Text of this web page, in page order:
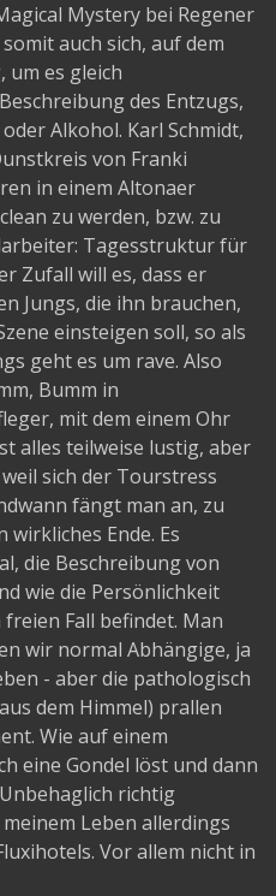
Mystery bei Regener
auch sich, auf dem
um es gleich
des Entzugs,
Alkohol. Karl Schmidt,
von Franki
in einem Altonaer
zu werden, bzw. zu
Tagesstruktur für
Zufall will es, dass er
Jungs, die ihn brauchen,
einsteigen soll, so als
geht es um rave. Also
Bumm in
mit dem einem Ohr
alles teilweise lustig, aber
sich der Tourstress
fängt man an, zu
wirkliches Ende. Es
die Beschreibung von
wie die Persönlichkeit
Fall befindet. Man
wir normal Abhängige, ja
- aber die pathologisch
dem Himmel) prallen
Wie auf einem
eine Gondel löst und dann
richtig
Leben allerdings
Vor allem nicht in